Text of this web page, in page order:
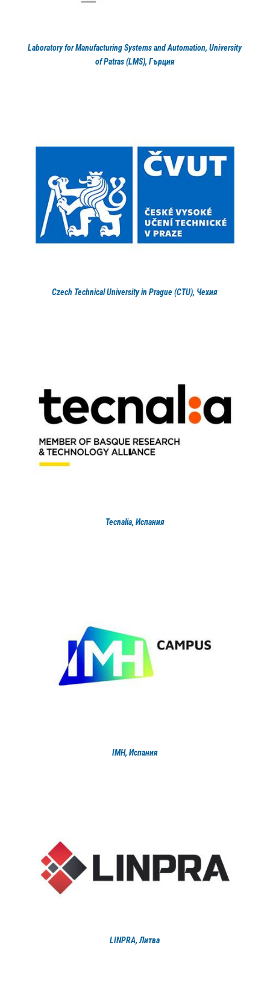
Laboratory for Manufacturing Systems and Automation, University
of Patras (LMS), Гърция
Czech Technical University in Prague (CTU), Чехия
Tecnalia, Испания
IMH, Испания
LINPRA, Литва